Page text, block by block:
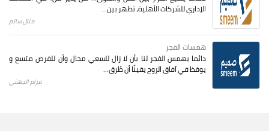
الإداري للشركات الأهلية، تظهر بين...
منال سالم
همسات الفجر
دائما يهمس الفجر لنا بأن لا زال للسعي مجال وأن للفرص متسع و
يوقظ في آفاق الروح يقينًا أن طُرق...
مرام الجهني